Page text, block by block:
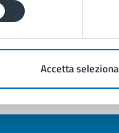
Accetta